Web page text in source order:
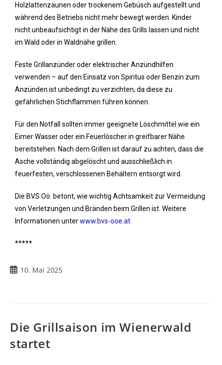
Holzlattenzäunen oder trockenem Gebüsch aufgestellt und
während des Betriebs nicht mehr bewegt werden. Kinder
nicht unbeaufsichtigt in der Nähe des Grills lassen und nicht
im Wald oder in Waldnähe grillen.
Feste Grillanzünder oder elektrischer Anzündhilfen
verwenden – auf den Einsatz von Spiritus oder Benzin zum
Anzünden ist unbedingt zu verzichten, da diese zu
gefährlichen Stichflammen führen können.
Für den Notfall sollten immer geeignete Löschmittel wie ein
Eimer Wasser oder ein Feuerlöscher in greifbarer Nähe
bereitstehen. Nach dem Grillen ist darauf zu achten, dass die
Asche vollständig abgelöscht und ausschließlich in
feuerfesten, verschlossenen Behältern entsorgt wird.
Die BVS Oö. betont, wie wichtig Achtsamkeit zur Vermeidung
von Verletzungen und Bränden beim Grillen ist. Weitere
Informationen unterwww.bvs-ooe.at
*****
10. Mai 2025
Die Grillsaison im Wienerwald
startet